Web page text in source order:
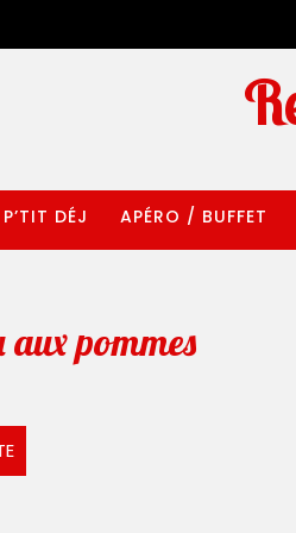
P’TIT DÉJ APÉRO / BUFFET
aux pommesGâteau
LIRE
LA